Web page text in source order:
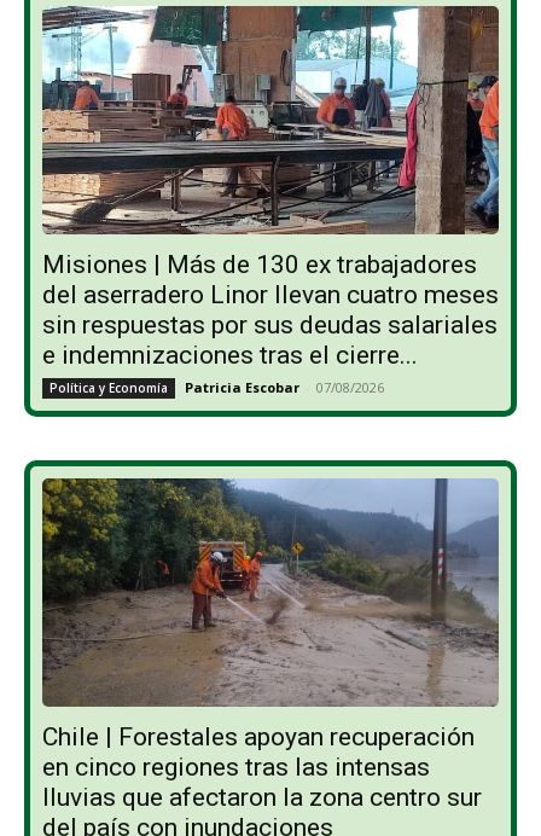
Misiones | Más de 130 ex trabajadores
del aserradero Linor llevan cuatro meses
sin respuestas por sus deudas salariales
e indemnizaciones tras el cierre...
Política y Economía Patricia Escobar - 07/08/2026
Chile | Forestales apoyan recuperación
en cinco regiones tras las intensas
lluvias que afectaron la zona centro sur
del país con inundaciones